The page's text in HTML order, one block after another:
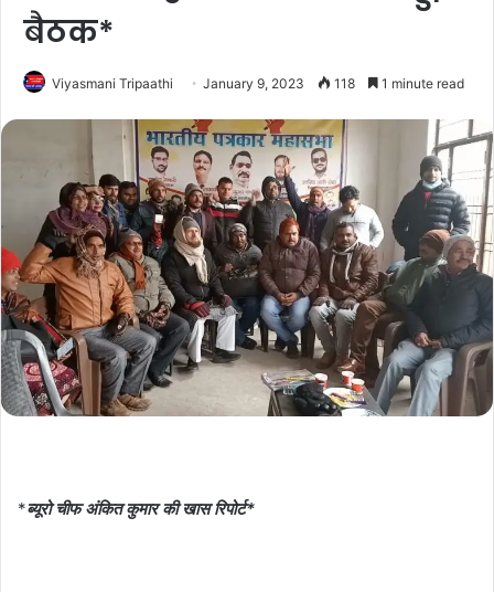
बैठक*
Viyasmani Tripaathi January 9, 2023 118 1 minute read
*ब्यूरो चीफ अंकित कुमार की खास रिपोर्ट*